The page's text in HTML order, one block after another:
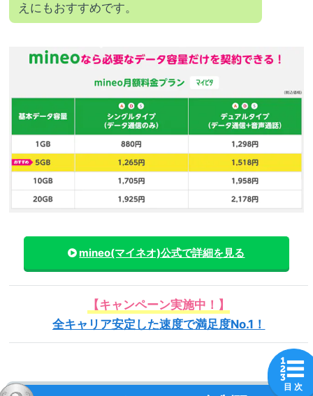
えにもおすすめです。
mineo(マイネオ)公式で詳細を見る
【キャンペーン実施中！】
全キャリア安定した速度で満足度No.1！
目 次